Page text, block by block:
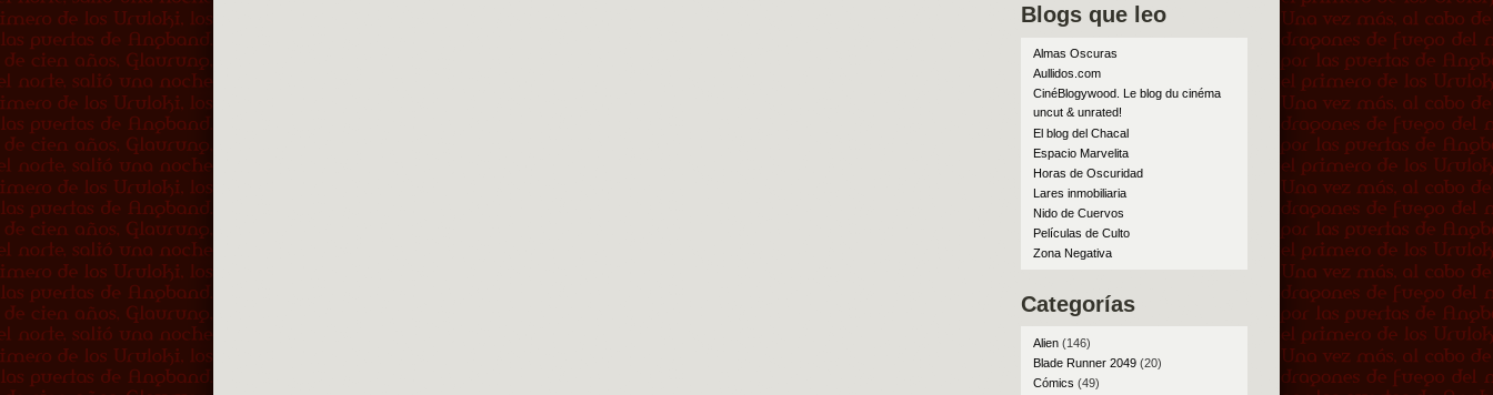
Blogs que leo
Almas Oscuras
Aullidos.com
CinéBlogywood. Le blog du cinéma
uncut & unrated!
El blog del Chacal
Espacio Marvelita
Horas de Oscuridad
Lares inmobiliaria
Nido de Cuervos
Películas de Culto
Zona Negativa
Categorías
Alien(146)
Blade Runner 2049(20)
Cómics (49)